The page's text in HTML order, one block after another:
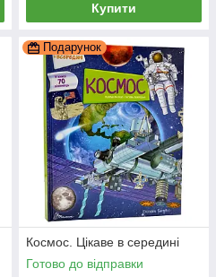
Купити
Подарунок
Космос. Цікаве в середині
Готово до відправки